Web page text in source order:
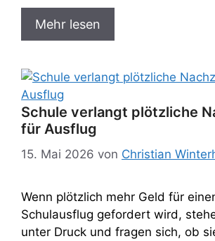
Mehr lesen
Schule verlangt plötzliche
für Ausflug
15. Mai 2026 von Christian
Wenn plötzlich mehr Geld für
Schulausflug gefordert wird,
unter Druck und fragen sich, ob